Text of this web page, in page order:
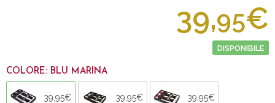
39,95€
DISPONIBILE
COLORE: BLU MARINA
39,95€ 39,95€ 39,95€